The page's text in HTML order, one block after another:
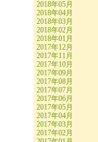
2018年05月
2018年04月
2018年03月
2018年02月
2018年01月
2017年12月
2017年11月
2017年10月
2017年09月
2017年08月
2017年07月
2017年06月
2017年05月
2017年04月
2017年03月
2017年02月